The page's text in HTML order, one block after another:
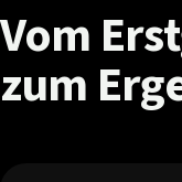
Vom
zum